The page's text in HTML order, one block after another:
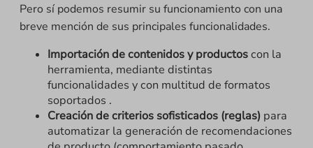
Pero sí podemos resumir su funcionamiento con una
breve mención de sus principales funcionalidades.
Importación de contenidos y productoscon la
herramienta, mediante distintas
funcionalidades y con multitud de formatos
soportados .
Creación de criterios sofisticados (reglas) para
automatizar la generación de recomendaciones